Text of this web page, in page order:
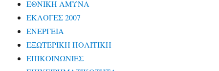
ΕΘΝΙΚΗ ΑΜΥΝΑ
ΕΚΛΟΓΕΣ 2007
ΕΝΕΡΓΕΙΑ
ΕΞΩΤΕΡΙΚΗ ΠΟΛΙΤΙΚΗ
ΕΠΙΚΟΙΝΩΝΙΕΣ